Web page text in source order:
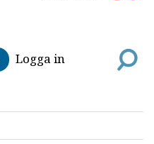
Logga in